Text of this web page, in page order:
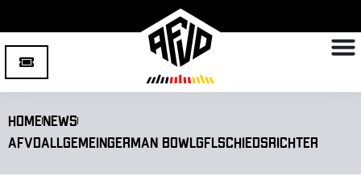
HomeNews
AFVDAllgemeinGerman BowlGFLSchiedsrichter